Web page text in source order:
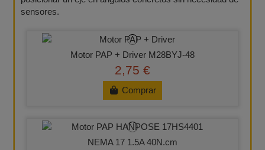
sensores.
Motor PAP + Driver M28BYJ-48
2,75 €
Comprar
NEMA 17 1.5A 40N.cm